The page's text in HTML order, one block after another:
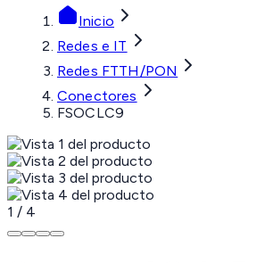
Inicio
Redes e IT
Redes FTTH/PON
Conectores
FSOCLC9
1 / 4